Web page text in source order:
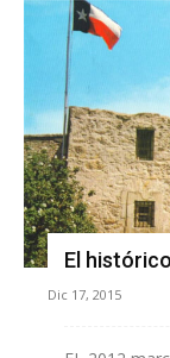
El
Dic 17, 2015